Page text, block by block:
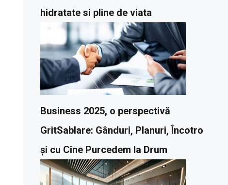
hidratate si pline de viata
Business 2025, o perspectivă
GritSablare: Gânduri, Planuri, Încotro
și cu Cine Purcedem la Drum